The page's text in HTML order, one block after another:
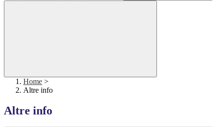
Home >
Altre info
Altre info